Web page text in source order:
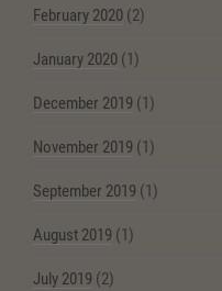
February 2020 (2)
January 2020 (1)
December 2019 (1)
November 2019 (1)
September 2019 (1)
August 2019 (1)
July 2019 (2)